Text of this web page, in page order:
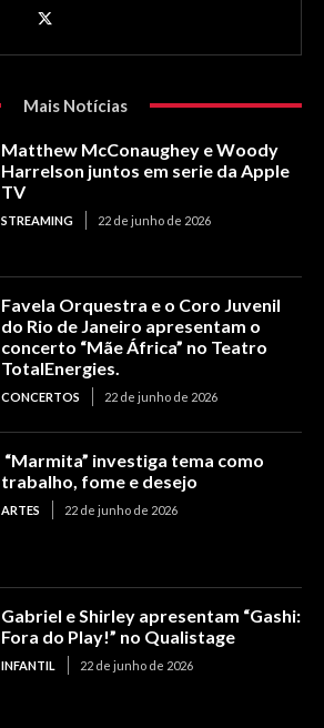
Mais Notícias
Matthew McConaughey e Woody
Harrelson juntos em serie da Apple
TV
STREAMING 22 de junho de 2026
Favela Orquestra e o Coro Juvenil
do Rio de Janeiro apresentam o
concerto “Mãe África” no Teatro
TotalEnergies.
CONCERTOS 22 de junho de 2026
“Marmita” investiga tema como
trabalho, fome e desejo
ARTES 22 de junho de 2026
Gabriel e Shirley apresentam “Gashi:
Fora do Play!” no Qualistage
INFANTIL 22 de junho de 2026